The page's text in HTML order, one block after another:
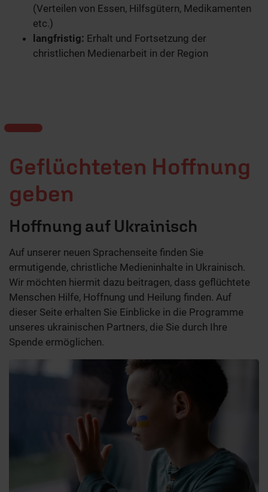
(Verteilen von Essen, Hilfsgütern, Medikamenten
etc.)
langfristig: Erhalt und Fortsetzung der
christlichen Medienarbeit in der Region
Geflüchteten Hoffnung
geben
Hoffnung auf Ukrainisch
Auf unserer neuen Sprachenseite finden Sie
ermutigende, christliche Medieninhalte in Ukrainisch.
Wir möchten hiermit dazu beitragen, dass geflüchtete
Menschen Hilfe, Hoffnung und Heilung finden. Auf
dieser Seite erhalten Sie Einblicke in die Programme
unseres ukrainischen Partners, die Sie durch Ihre
Spende ermöglichen.